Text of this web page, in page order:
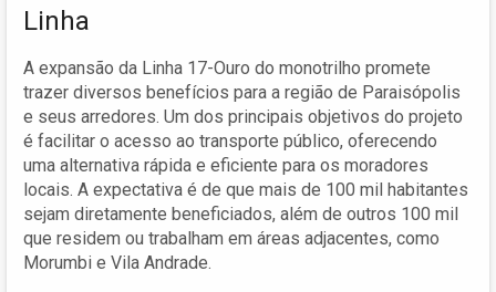
Linha
A expansão da Linha 17-Ouro do monotrilho promete
trazer diversos benefícios para a região de Paraisópolis
e seus arredores. Um dos principais objetivos do projeto
é facilitar o acesso ao transporte público, oferecendo
uma alternativa rápida e eficiente para os moradores
locais. A expectativa é de que mais de 100 mil habitantes
sejam diretamente beneficiados, além de outros 100 mil
que residem ou trabalham em áreas adjacentes, como
Morumbi e Vila Andrade.